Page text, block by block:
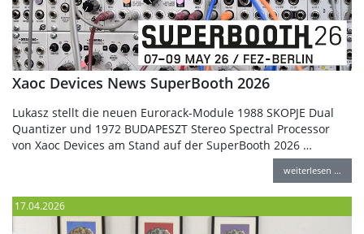
Xaoc Devices News SuperBooth 2026
Lukasz stellt die neuen Eurorack-Module 1988 SKOPJE Dual
Quantizer und 1972 BUDAPESZT Stereo Spectral Processor
von Xaoc Devices am Stand auf der SuperBooth 2026 …
weiterlesen …
17.04.2026